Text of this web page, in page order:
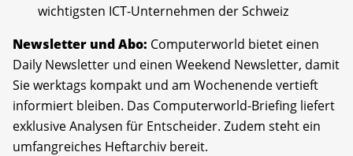
wichtigsten ICT-Unternehmen der Schweiz
Newsletter und Abo: Computerworld bietet einen
Daily Newsletter und einen Weekend Newsletter, damit
Sie werktags kompakt und am Wochenende vertieft
informiert bleiben. Das Computerworld-Briefing liefert
exklusive Analysen für Entscheider. Zudem steht ein
umfangreiches Heftarchiv bereit.